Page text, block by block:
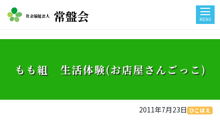
社会福祉法人 常盤会 MENU
もも組 生活体験(お店屋さんごっこ)
2011年7月23日 ひこばえ